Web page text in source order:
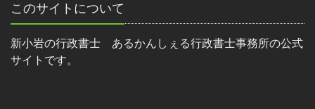
このサイトについて
新小岩の行政書士 あるかんしぇる行政書士事務所の公式
サイトです。